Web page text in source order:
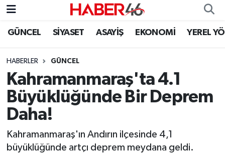
GÜNCEL SİYASET ASAYİŞ EKONOMİ YEREL
HABERLER GÜNCEL
Kahramanmaraş'ta 4.1
Büyüklüğünde Bir Deprem
Daha!
Kahramanmaraş'ın Andırın ilçesinde 4,1
büyüklüğünde artçı deprem meydana geldi.
GÜNCEL
SİYASET
EKONOMİ
SPOR
YAŞAM
Nöbetçi Eczaneler
Hava Durumu
Kahramanmaraş Namaz Vakitleri
Trafik Durumu
Süper Lig Puan Durumu ve Fikstür